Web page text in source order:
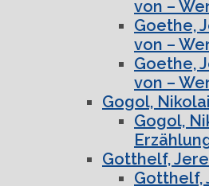
von –
Goethe,
von –
Goethe,
von –
Gogol, Nikolai
Gogol,
Gotthelf,
Gotthelf,